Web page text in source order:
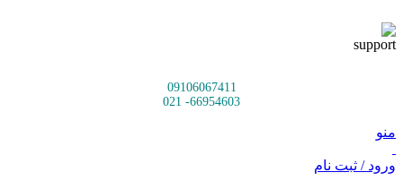
09106067411
66954603- 021
منو
ورود / ثبت نام